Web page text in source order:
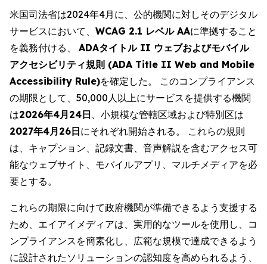
米国司法省は2024年4月に、公的機関に対しそのデジタル
サービスにおいて、 WCAG 2.1 レベル AAに準拠すること
を義務付ける、 ADAタイトル II ウェブおよびモバイル
アクセシビリティ規則 (ADA Title II Web and Mobile
Accessibility Rule)を確定した。 このコンプライアンス
の期限として、50,000人以上にサービスを提供する機関
は2026年4月24日 、小規模な管轄区域および特別区は
2027年4月26日にそれぞれ開始される。 これらの規則
は、キャプション、記録文書、音声解説を含むアクセス可
能なウェブサイト、モバイルアプリ、マルチメディアを必
要とする。
これらの期限に向けて政府機関が準備できるよう支援する
ため、エイアイメディアは、実用的なツールを使用し、コ
ンプライアンスを簡素化し、広範な規模で達成できるよう
に設計されたソリューションの認知度を高められるよう、